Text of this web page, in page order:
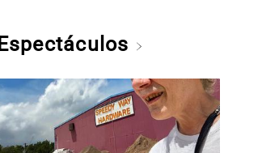
Espectáculos